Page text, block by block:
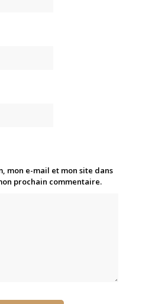
mon e-mail et mon site dans
prochain commentaire.